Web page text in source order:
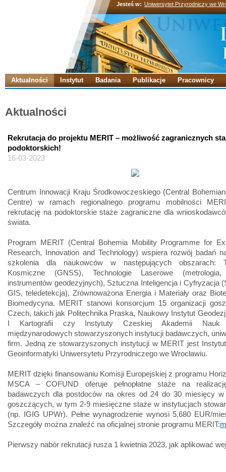
Jesteś w: Uniwersytet Przyrodniczy we
Aktualności Instytut Badania Publikacje Pracownicy
Aktualności
Rekrutacja do projektu MERIT – możliwość zagranicznych
podoktorskich!
16-03-2023
Centrum Innowacji Kraju Środkowoczeskiego (Central
Centre) w ramach regionalnego programu mobilności
rekrutację na podoktorskie staże zagraniczne dla
świata.
Program MERIT (Central Bohemia Mobility Programme for
Research, Innovation and Technology) wspiera rozwój badań
szkolenia dla naukowców w następujących obszarach:
Kosmiczne (GNSS), Technologie Laserowe (metrologia,
instrumentów geodezyjnych), Sztuczna Inteligencja i Cyfryzacja
GIS, teledetekcja), Zrównoważona Energia i Materiały oraz
Biomedycyna. MERIT stanowi konsorcjum 15 organizacji
Czech, takich jak Politechnika Praska, Naukowy Instytut
I Kartografii czy Instytuty Czeskiej Akademii
międzynarodowych stowarzyszonych instytucji badawczych,
firm. Jedną ze stowarzyszonych instytucji w MERIT jest
Geoinformatyki Uniwersytetu Przyrodniczego we Wrocławiu.
MERIT dzięki finansowaniu Komisji Europejskiej z programu
MSCA – COFUND oferuje pełnopłatne staże na
badawczych dla postdoców na okres od 24 do 30 miesięcy w
goszczących, w tym 2-9 miesięczne staże w instytucjach
(np. IGIG UPWr). Pełne wynagrodzenie wynosi 5,680 EUR/
Szczegóły można znaleźć na oficjalnej stronie programu MERIT:
Pierwszy nabór rekrutacji rusza 1 kwietnia 2023, jak aplikować